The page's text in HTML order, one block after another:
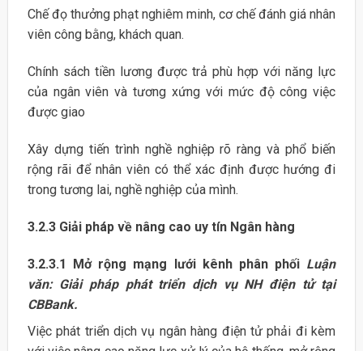
Chế đọ thưởng phạt nghiêm minh, cơ chế đánh giá nhân
viên công bằng, khách quan.
Chính sách tiền lương được trả phù hợp với năng lực
của ngân viên và tương xứng với mức độ công việc
được giao
Xây dựng tiến trình nghề nghiệp rõ ràng và phổ biến
rộng rãi để nhân viên có thể xác định được hướng đi
trong tương lai, nghề nghiệp của mình.
3.2.3 Giải pháp về nâng cao uy tín Ngân hàng
3.2.3.1 Mở rộng mạng lưới kênh phân phối Luận
văn: Giải pháp phát triển dịch vụ NH điện tử tại
CBBank.
Việc phát triển dịch vụ ngân hàng điện tử phải đi kèm